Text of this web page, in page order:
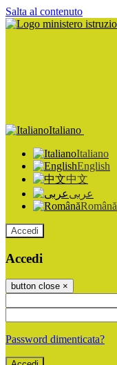
Salta al contenuto
Italiano
Italiano
English
中文
عربى
Română
Accedi
Accedi
button close ×
Password dimenticata?